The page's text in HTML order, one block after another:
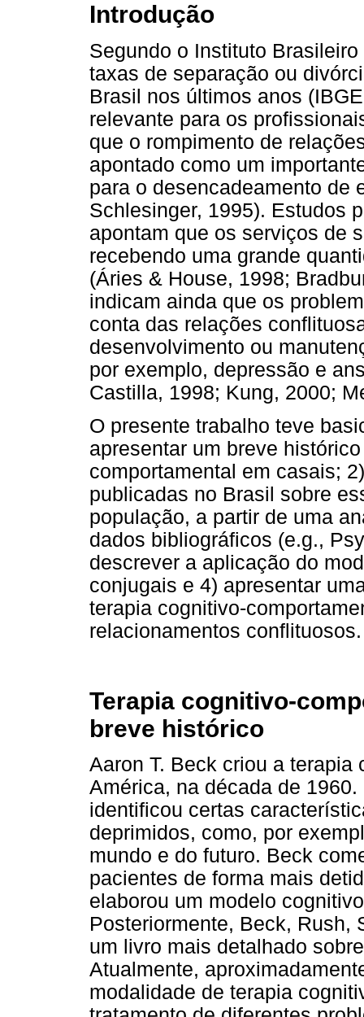
Introdução
Segundo o Instituto
taxas de separação ou
Brasil nos últimos anos
relevante para os
que o rompimento de
apontado como um
para o desencadeamento de
Schlesinger, 1995). Estudos
apontam que os serviços de
recebendo uma grande
(Áries & House, 1998;
indicam ainda que os
conta das relações
desenvolvimento ou
por exemplo, depressão e
Castilla, 1998; Kung, 2000;
O presente trabalho teve
apresentar um breve
comportamental em casais;
publicadas no Brasil sobre
população, a partir de uma
dados bibliográficos (e.g.,
descrever a aplicação do
conjugais e 4) apresentar
terapia cognitivo-
relacionamentos conflituosos.
Terapia cognitivo-
breve histórico
Aaron T. Beck criou a
América, na década de
identificou certas
deprimidos, como, por
mundo e do futuro. Beck
pacientes de forma mais
elaborou um modelo
Posteriormente, Beck, Rush,
um livro mais detalhado
Atualmente,
modalidade de terapia